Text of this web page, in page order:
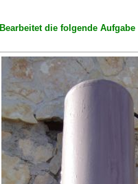
Bearbeitet die folgende